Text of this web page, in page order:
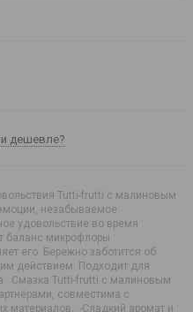
дешевле?
Tutti-frutti с малиновым
незабываемое
удовольствие во время
баланс микрофлоры
его. Бережно заботится об
действием. Подходит для
Смазка Tutti-frutti с малиновым
совместима с
материалов. -Сладкий аромат и